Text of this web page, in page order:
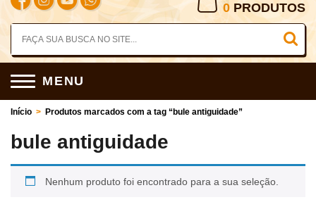
0 PRODUTOS
MENU
Início > Produtos marcados com a tag “bule antiguidade”
bule antiguidade
Nenhum produto foi encontrado para a sua seleção.